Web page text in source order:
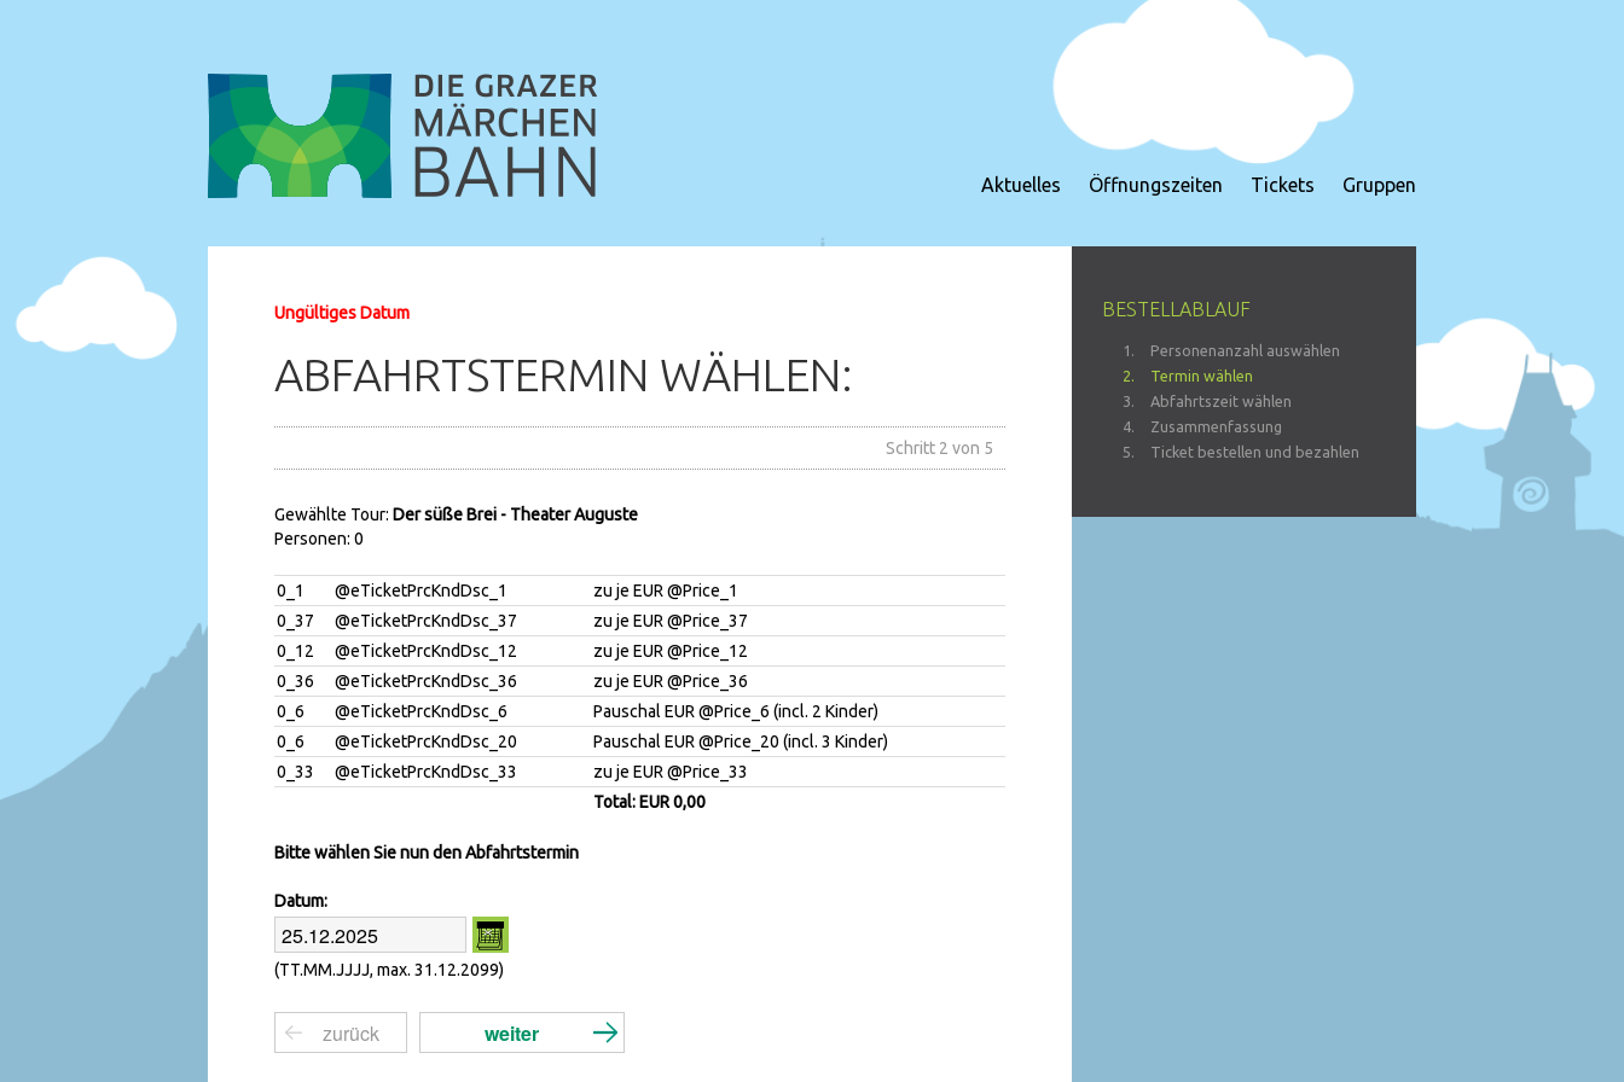
Aktuelles Öffnungszeiten Tickets Gruppen
Ungültiges Datum
ABFAHRTSTERMIN WÄHLEN:
Schritt 2 von 5
Gewählte Tour: Der süße Brei - Theater Auguste
Personen: 0
0_1 @eTicketPrcKndDsc_1
zu je EUR @Price_1
0_37
@eTicketPrcKndDsc_37
zu je EUR @Price_37
0_12
@eTicketPrcKndDsc_12
zu je EUR @Price_12
0_36
@eTicketPrcKndDsc_36
zu je EUR @Price_36
0_6
@eTicketPrcKndDsc_6
Pauschal EUR @Price_6 (incl. 2 Kinder)
0_6
@eTicketPrcKndDsc_20
Pauschal EUR @Price_20 (incl. 3 Kinder)
0_33
@eTicketPrcKndDsc_33
zu je EUR @Price_33
Total: EUR 0,00
Bitte wählen Sie nun den Abfahrtstermin
Datum:
(TT.MM.JJJJ, max. 31.12.2099)
BESTELLABLAUF
Personenanzahl auswählen
Termin wählen
Abfahrtszeit wählen
Zusammenfassung
Ticket bestellen und bezahlen